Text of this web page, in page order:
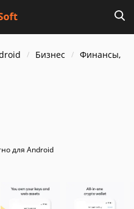
Бизнес
Финансы,
для Android